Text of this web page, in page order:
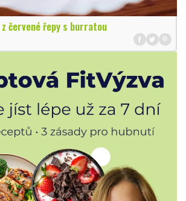
červené řepy s burratou